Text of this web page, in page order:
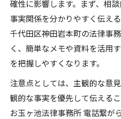
確性に影響します。まず、相
事実関係を分かりやすく伝え
千代田区神田岩本町の法律事
く、簡単なメモや資料を活用
を把握しやすくなります。
注意点としては、主観的な意
観的な事実を優先して伝える
お玉ヶ池法律事務所 電話繋が